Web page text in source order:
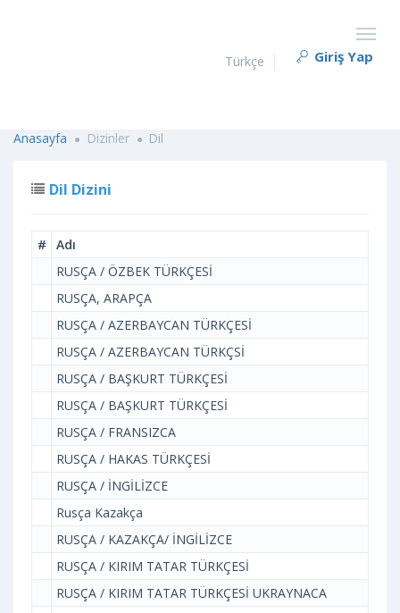
Türkçe Giriş Yap
Anasayfa Dizinler Dil
Dil Dizini
#
Adı
RUSÇA / ÖZBEK TÜRKÇESİ
RUSÇA, ARAPÇA
RUSÇA / AZERBAYCAN TÜRKÇESİ
RUSÇA / AZERBAYCAN TÜRKÇSİ
RUSÇA / BAŞKURT TÜRKÇESİ
RUSÇA / BAŞKURT TÜRKÇESİ
RUSÇA / FRANSIZCA
RUSÇA / HAKAS TÜRKÇESİ
RUSÇA / İNGİLİZCE
Rusça Kazakça
RUSÇA / KAZAKÇA/ İNGİLİZCE
RUSÇA / KIRIM TATAR TÜRKÇESİ
RUSÇA / KIRIM TATAR TÜRKÇESİ UKRAYNACA